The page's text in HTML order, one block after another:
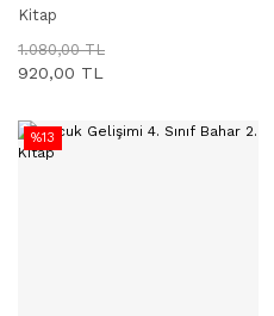
Kitap
1.080,00 TL
920,00 TL
%13